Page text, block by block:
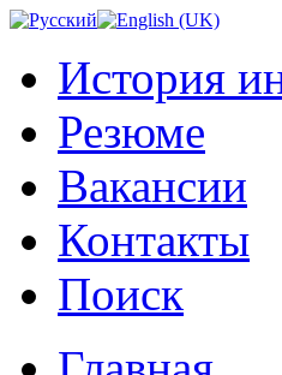
История
Резюме
Вакансии
Контакты
Поиск